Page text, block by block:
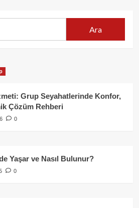
Grup Seyahatlerinde Konfor,
Çözüm Rehberi
0
Yaşar ve Nasıl Bulunur?
0